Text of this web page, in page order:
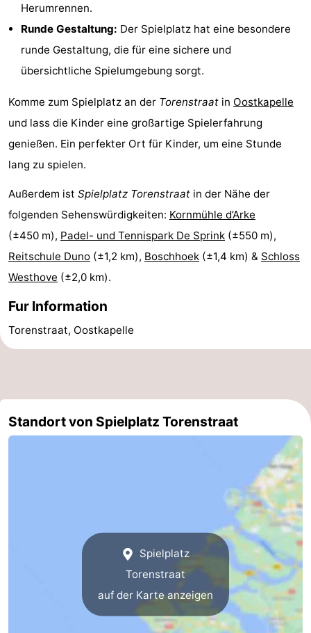
Spielplätze
Bowling
-
&
Städte
Natur
Führungen
Sport
-
Schwimmbader
Radfahren
-
Wandern
-
Sportangeln
Mondriaan
Herumrennen.
Runde Gestaltung: Der Spielplatz hat eine besondere
runde Gestaltung, die für eine sichere und
übersichtliche Spielumgebung sorgt.
Komme zum Spielplatz an der Torenstraat in Oostkapelle
und lass die Kinder eine großartige Spielerfahrung
genießen. Ein perfekter Ort für Kinder, um eine Stunde
lang zu spielen.
Außerdem ist Spielplatz Torenstraat in der Nähe der
folgenden Sehenswürdigkeiten: Kornmühle d’Arke
(±450 m), Padel- und Tennispark De Sprink (±550 m),
Reitschule Duno (±1,2 km), Boschhoek (±1,4 km) & Schloss
Westhove (±2,0 km).
Fur Information
Torenstraat, Oostkapelle
Standort von Spielplatz Torenstraat
Spielplatz
Torenstraat
auf der Karte anzeigen